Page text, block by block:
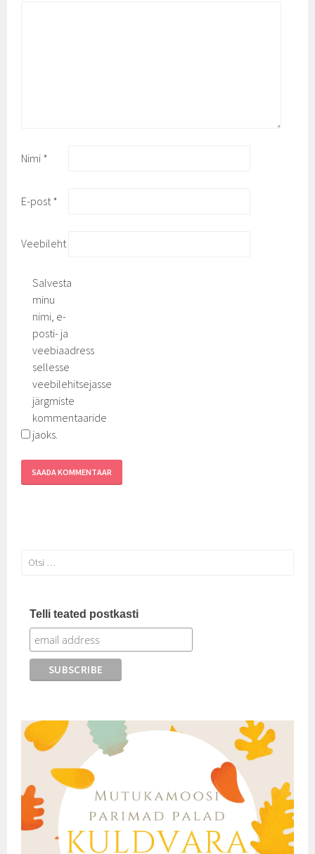
Nimi *
E-post *
Veebileht
Salvesta
minu
nimi, e-
posti- ja
veebiaadress
sellesse
veebilehitsejasse
järgmiste
kommentaaride
jaoks.
Otsi:
Telli teated postkasti